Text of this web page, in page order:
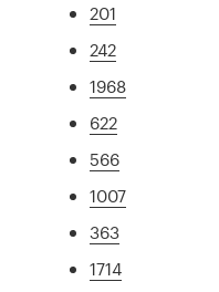
201
242
1968
622
566
1007
363
1714